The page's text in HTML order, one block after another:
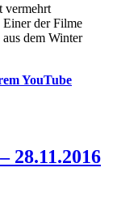
vermehrt
Einer der Filme
dem Winter
YouTube
28.11.2016